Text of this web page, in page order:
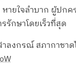
ายใจลำบาก ผู้ปกค
รักษาโดยเร็วที่สุด
ลงกรณ์ สภากาชาด